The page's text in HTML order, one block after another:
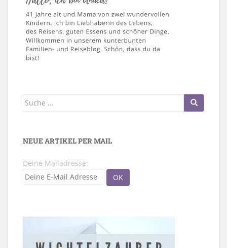
Suche
NEUE ARTIKEL PER MAIL
Deine Mailadresse: